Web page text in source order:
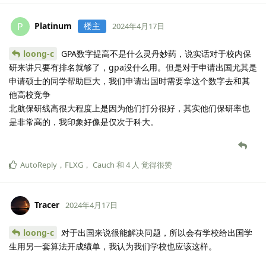
P Platinum 楼主 2024年4月17日
loong-c
GPA数字提高不是什么灵丹妙药，说实话对于校内保
研来讲只要有排名就够了，gpa没什么用。但是对于申请出国尤其是
申请硕士的同学帮助巨大，我们申请出国时需要拿这个数字去和其
他高校竞争
北航保研线高很大程度上是因为他们打分很好，其实他们保研率也
是非常高的，我印象好像是仅次于科大。
AutoReply ， FLXG ， Cauch 和 4 人 觉得很赞
Tracer 2024年4月17日
loong-c
对于出国来说很能解决问题，所以会有学校给出国学
生用另一套算法开成绩单，我认为我们学校也应该这样。